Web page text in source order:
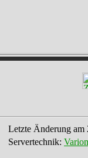
Letzte Änderung am
Servertechnik: